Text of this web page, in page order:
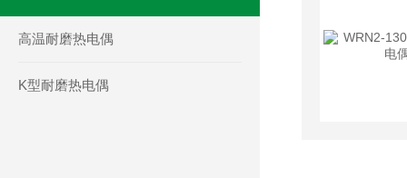
高温耐磨热电偶
K型耐磨热电偶